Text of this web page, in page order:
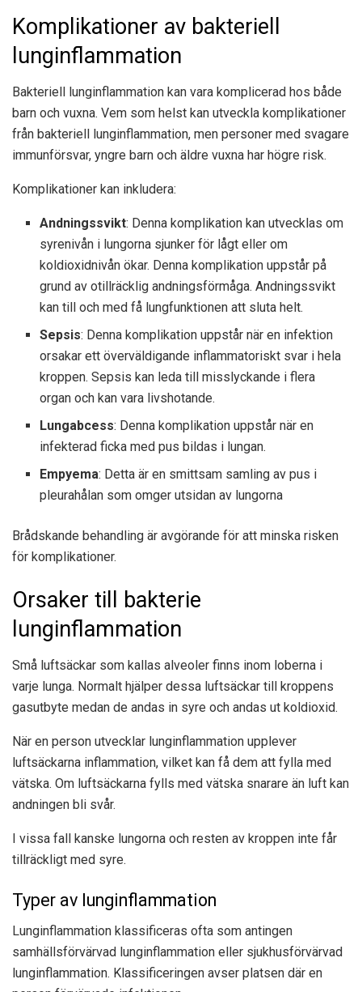
Komplikationer av bakteriell
lunginflammation
Bakteriell lunginflammation kan vara komplicerad hos både
barn och vuxna. Vem som helst kan utveckla komplikationer
från bakteriell lunginflammation, men personer med svagare
immunförsvar, yngre barn och äldre vuxna har högre risk.
Komplikationer kan inkludera:
Andningssvikt: Denna komplikation kan utvecklas om
syrenivån i lungorna sjunker för lågt eller om
koldioxidnivån ökar. Denna komplikation uppstår på
grund av otillräcklig andningsförmåga. Andningssvikt
kan till och med få lungfunktionen att sluta helt.
Sepsis: Denna komplikation uppstår när en infektion
orsakar ett överväldigande inflammatoriskt svar i hela
kroppen. Sepsis kan leda till misslyckande i flera
organ och kan vara livshotande.
Lungabcess: Denna komplikation uppstår när en
infekterad ficka med pus bildas i lungan.
Empyema: Detta är en smittsam samling av pus i
pleurahålan som omger utsidan av lungorna
Brådskande behandling är avgörande för att minska risken
för komplikationer.
Orsaker till bakterie
lunginflammation
Små luftsäckar som kallas alveoler finns inom loberna i
varje lunga. Normalt hjälper dessa luftsäckar till kroppens
gasutbyte medan de andas in syre och andas ut koldioxid.
När en person utvecklar lunginflammation upplever
luftsäckarna inflammation, vilket kan få dem att fylla med
vätska. Om luftsäckarna fylls med vätska snarare än luft kan
andningen bli svår.
I vissa fall kanske lungorna och resten av kroppen inte får
tillräckligt med syre.
Typer av lunginflammation
Lunginflammation klassificeras ofta som antingen
samhällsförvärvad lunginflammation eller sjukhusförvärvad
lunginflammation. Klassificeringen avser platsen där en